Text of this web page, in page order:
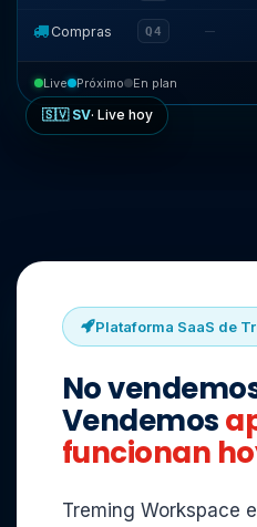
Compras Q4 —
Live Próximo En plan
🇸🇻 SV· Live hoy
Plataforma SaaS de
No
Vendemos
funcionan
Treming Workspace